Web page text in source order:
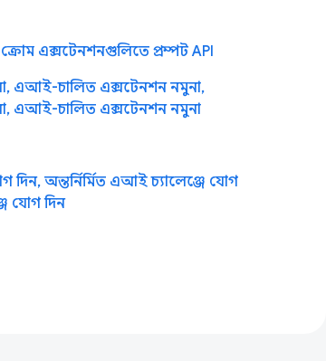
এক্সটেনশনগুলিতে প্রম্পট API
এআই-চালিত এক্সটেনশন নমুনা,
এআই-চালিত এক্সটেনশন নমুনা
দিন, অন্তর্নির্মিত এআই চ্যালেঞ্জে যোগ
যোগ দিন